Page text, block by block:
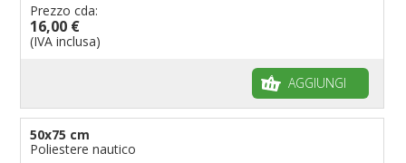
Prezzo cda:
16,00 €
(IVA inclusa)
AGGIUNGI
50x75 cm
Poliestere nautico